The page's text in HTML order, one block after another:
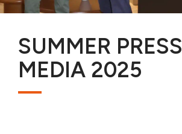
SUMMER PRESS
MEDIA 2025